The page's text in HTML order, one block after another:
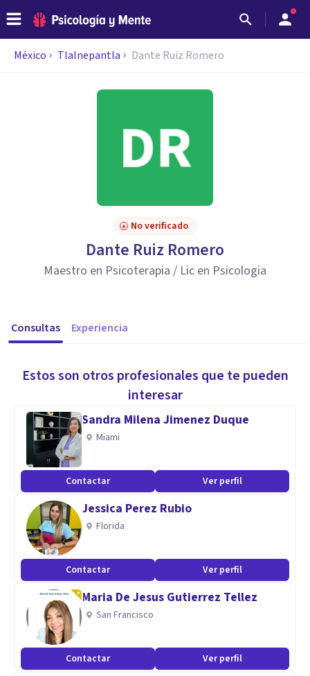
México Tlalnepantla Dante Ruiz Romero
No verificado
Dante Ruiz Romero
Maestro en Psicoterapia / Lic en Psicologia
Consultas Experiencia
Estos son otros profesionales que te pueden
interesar
Sandra Milena Jimenez Duque
Miami
Contactar Ver perfil
Jessica Perez Rubio
Florida
Contactar Ver perfil
Maria De Jesus Gutierrez Tellez
San Francisco
Contactar Ver perfil